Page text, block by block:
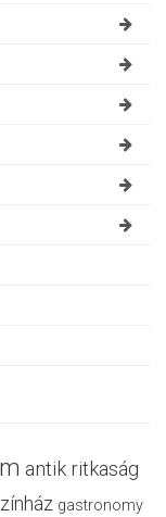
antik ritkaság
gastronomy